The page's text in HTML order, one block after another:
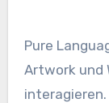
Pure Language Processing (NLP) verändert die
Artwork und